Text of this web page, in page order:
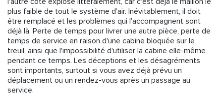
plus faible de tout le système d'air. Inévitablement, il doit
être remplacé et les problèmes qui l'accompagnent sont
déjà là. Perte de temps pour livrer une autre pièce, perte de
temps de service en raison d'une cabine bloquée sur le
treuil, ainsi que l'impossibilité d'utiliser la cabine elle-même
pendant ce temps. Les déceptions et les désagréments
sont importants, surtout si vous avez déjà prévu un
déplacement ou un rendez-vous après un passage au
service.